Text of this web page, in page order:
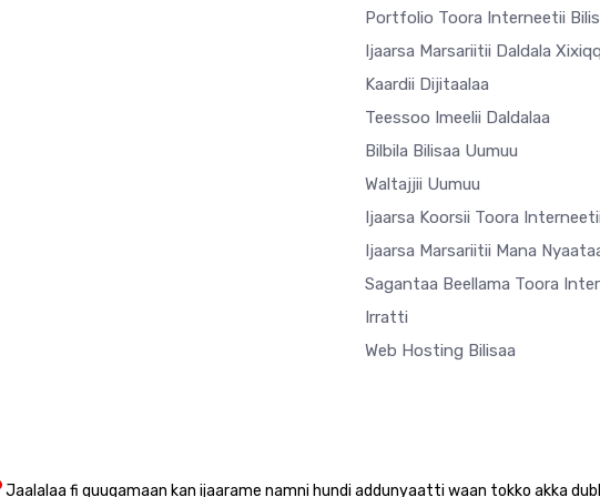
Portfolio Toora Interneetii
Ijaarsa Marsariitii Daldala
Kaardii Dijitaalaa
Teessoo Imeelii Daldalaa
Bilbila Bilisaa Uumuu
Waltajjii Uumuu
Ijaarsa Koorsii Toora
Ijaarsa Marsariitii Mana
Sagantaa Beellama Toora
Irratti
Web Hosting Bilisaa
Jaalalaa fi quuqamaan kan ijaarame namni hundi addunyaatti waan tokko akka